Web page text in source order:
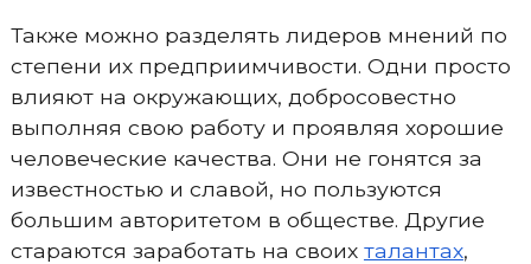
Также можно разделять лидеров мнений по
степени их предприимчивости. Одни просто
влияют на окружающих, добросовестно
выполняя свою работу и проявляя хорошие
человеческие качества. Они не гонятся за
известностью и славой, но пользуются
большим авторитетом в обществе. Другие
стараются заработать на своих талантах,